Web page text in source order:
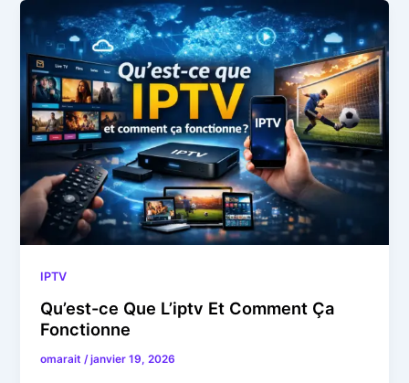
IPTV
Qu’est-ce Que L’iptv Et Comment Ça
Fonctionne
omarait /janvier 19, 2026